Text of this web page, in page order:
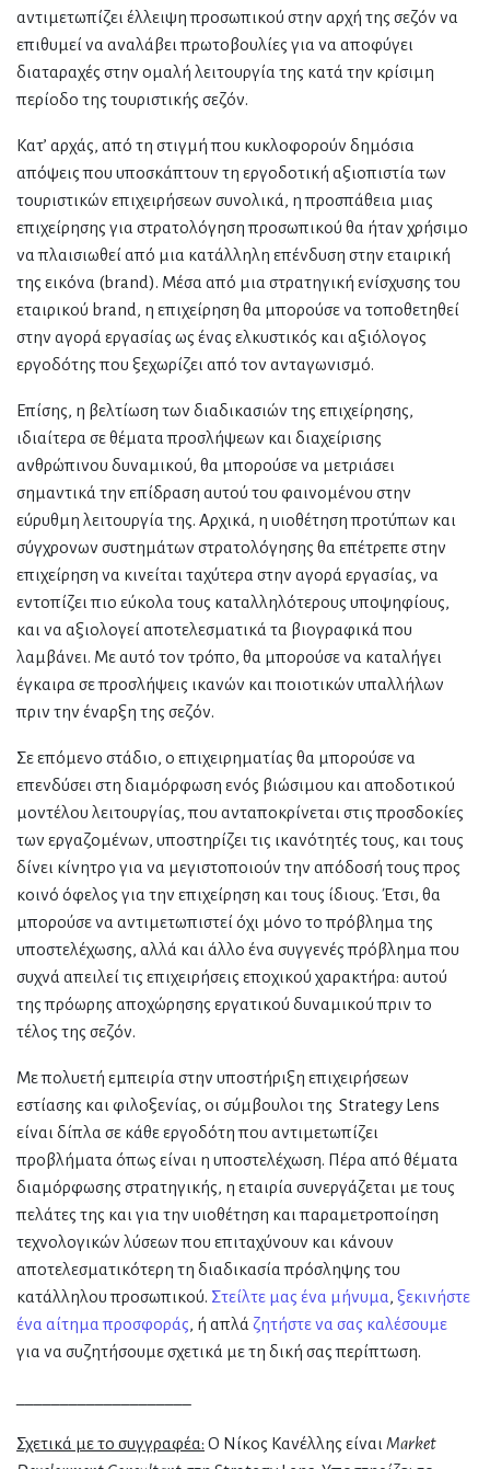
αντιμετωπίζει έλλειψη προσωπικού στην αρχή της σεζόν να
επιθυμεί να αναλάβει πρωτοβουλίες για να αποφύγει
διαταραχές στην ομαλή λειτουργία της κατά την κρίσιμη
περίοδο της τουριστικής σεζόν.
Κατ’ αρχάς, από τη στιγμή που κυκλοφορούν δημόσια
απόψεις που υποσκάπτουν τη εργοδοτική αξιοπιστία των
τουριστικών επιχειρήσεων συνολικά, η προσπάθεια μιας
επιχείρησης για στρατολόγηση προσωπικού θα ήταν χρήσιμο
να πλαισιωθεί από μια κατάλληλη επένδυση στην εταιρική
της εικόνα (brand). Μέσα από μια στρατηγική ενίσχυσης του
εταιρικού brand, η επιχείρηση θα μπορούσε να τοποθετηθεί
στην αγορά εργασίας ως ένας ελκυστικός και αξιόλογος
εργοδότης που ξεχωρίζει από τον ανταγωνισμό.
Επίσης, η βελτίωση των διαδικασιών της επιχείρησης,
ιδιαίτερα σε θέματα προσλήψεων και διαχείρισης
ανθρώπινου δυναμικού, θα μπορούσε να μετριάσει
σημαντικά την επίδραση αυτού του φαινομένου στην
εύρυθμη λειτουργία της. Αρχικά, η υιοθέτηση προτύπων και
σύγχρονων συστημάτων στρατολόγησης θα επέτρεπε στην
επιχείρηση να κινείται ταχύτερα στην αγορά εργασίας, να
εντοπίζει πιο εύκολα τους καταλληλότερους υποψηφίους,
και να αξιολογεί αποτελεσματικά τα βιογραφικά που
λαμβάνει. Με αυτό τον τρόπο, θα μπορούσε να καταλήγει
έγκαιρα σε προσλήψεις ικανών και ποιοτικών υπαλλήλων
πριν την έναρξη της σεζόν.
Σε επόμενο στάδιο, ο επιχειρηματίας θα μπορούσε να
επενδύσει στη διαμόρφωση ενός βιώσιμου και αποδοτικού
μοντέλου λειτουργίας, που ανταποκρίνεται στις προσδοκίες
των εργαζομένων, υποστηρίζει τις ικανότητές τους, και τους
δίνει κίνητρο για να μεγιστοποιούν την απόδοσή τους προς
κοινό όφελος για την επιχείρηση και τους ίδιους. Έτσι, θα
μπορούσε να αντιμετωπιστεί όχι μόνο το πρόβλημα της
υποστελέχωσης, αλλά και άλλο ένα συγγενές πρόβλημα που
συχνά απειλεί τις επιχειρήσεις εποχικού χαρακτήρα: αυτού
της πρόωρης αποχώρησης εργατικού δυναμικού πριν το
τέλος της σεζόν.
Με πολυετή εμπειρία στην υποστήριξη επιχειρήσεων
εστίασης και φιλοξενίας, οι σύμβουλοι της Strategy Lens
είναι δίπλα σε κάθε εργοδότη που αντιμετωπίζει
προβλήματα όπως είναι η υποστελέχωση. Πέρα από θέματα
διαμόρφωσης στρατηγικής, η εταιρία συνεργάζεται με τους
πελάτες της και για την υιοθέτηση και παραμετροποίηση
τεχνολογικών λύσεων που επιταχύνουν και κάνουν
αποτελεσματικότερη τη διαδικασία πρόσληψης του
κατάλληλου προσωπικού. Στείλτε μας ένα μήνυμα, ξεκινήστε
ένα αίτημα προσφοράς, ή απλά ζητήστε να σας καλέσουμε
για να συζητήσουμε σχετικά με τη δική σας περίπτωση.
Σχετικά με το συγγραφέα: Ο Νίκος Κανέλλης είναι Market